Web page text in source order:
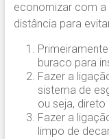
economizar com a
distância para
buraco para
Fazer a
sistema de
ou seja,
Fazer a
limpo de